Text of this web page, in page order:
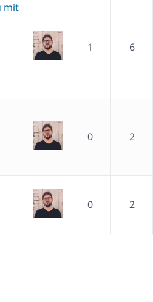
mit
1 6
0 2
0 2